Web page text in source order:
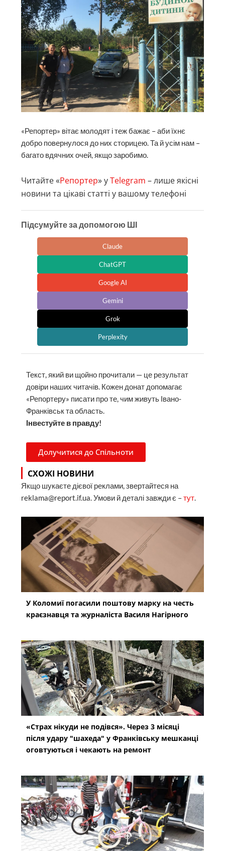
«Репортер» вітає молодят і теж бажає – аби їхнє
добро повернулося до них сторицею. Та й усім нам –
багато вдячних очей, якщо заробимо.
Читайте «Репортер» уTelegram – лише якісні
новини та цікаві статті у вашому телефоні
Підсумуйте за допомогою ШІ
Claude
ChatGPT
Google AI
Gemini
Grok
Perplexity
Текст, який ви щойно прочитали — це результат
довіри наших читачів. Кожен донат допомагає
«Репортеру» писати про те, чим живуть Івано-
Франківськ та область.
Інвестуйте в правду!
Долучитися до Спільноти
СХОЖІ НОВИНИ
Якщо шукаєте дієвої реклами, звертайтеся на
reklama@report.if.ua. Умови й деталі завжди є –тут.
У Коломиї погасили поштову марку на честь
краєзнавця та журналіста Василя Нагірного
«Страх нікуди не подівся». Через 3 місяці
після удару "шахеда" у Франківську мешканці
оговтуються і чекають на ремонт